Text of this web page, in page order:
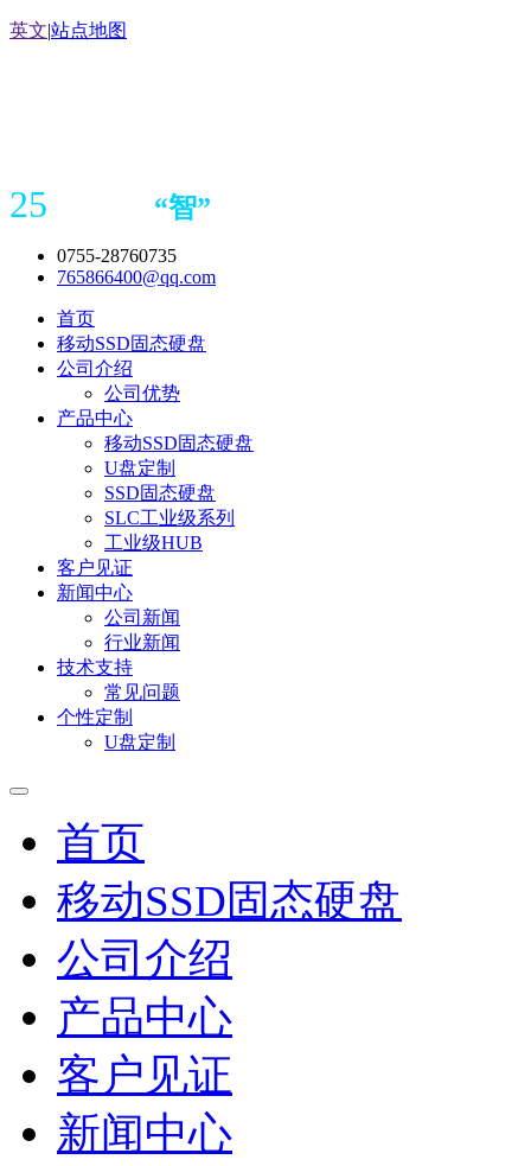
英文|站点地图
25 “智”
0755-28760735
765866400@qq.com
首页
移动SSD固态硬盘
公司介绍
公司优势
产品中心
移动SSD固态硬盘
U盘定制
SSD固态硬盘
SLC工业级系列
工业级HUB
客户见证
新闻中心
公司新闻
行业新闻
技术支持
常见问题
个性定制
U盘定制
首页
移动SSD固态硬盘
公司介绍
产品中心
客户见证
新闻中心